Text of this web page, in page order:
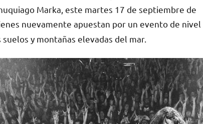
Marka, este martes 17 de septiembre de
nuevamente apuestan por un evento de nivel
y montañas elevadas del mar.